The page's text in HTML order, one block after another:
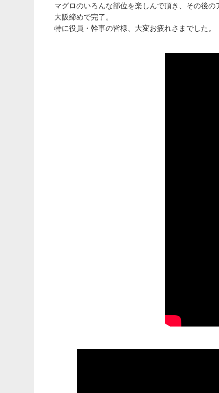
マグロのいろんな部位を楽しんで頂き、その後
大阪締めで完了。
特に役員・幹事の皆様、大変お疲れさまでした。